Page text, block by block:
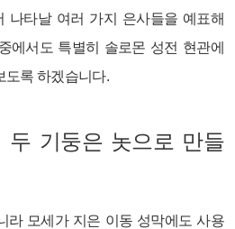
나타날 여러 가지 은사들을 예표해
에서도 특별히 솔로몬 성전 현관에
도록 하겠습니다.
두 기둥은 놋으로 만들
라 모세가 지은 이동 성막에도 사용